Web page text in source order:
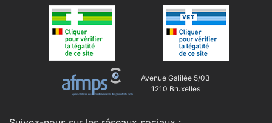
Avenue Galilée 5/03
1210 Bruxelles